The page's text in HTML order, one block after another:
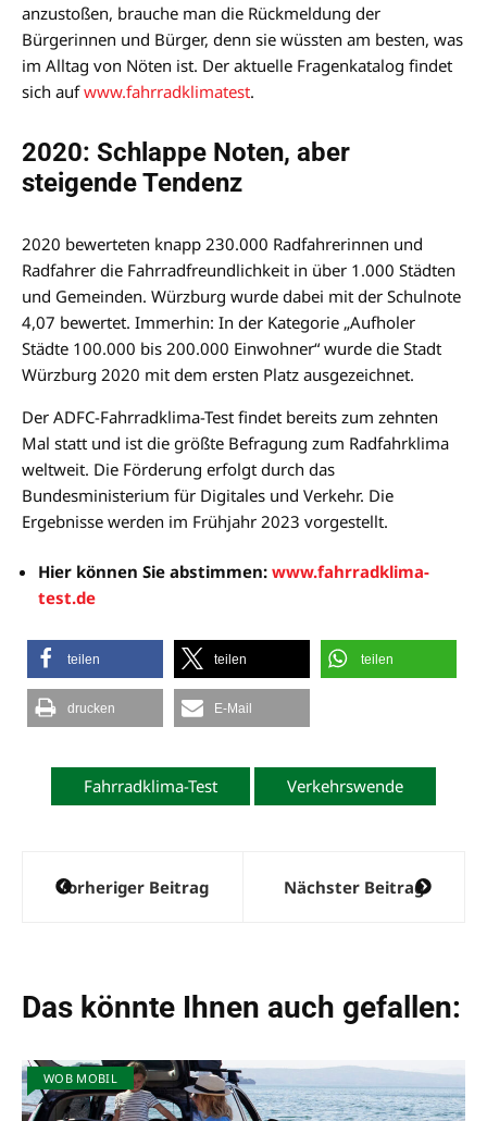
anzustoßen, brauche man die Rückmeldung der
Bürgerinnen und Bürger, denn sie wüssten am besten, was
im Alltag von Nöten ist. Der aktuelle Fragenkatalog findet
sich aufwww.fahrradklimatest.
2020: Schlappe Noten, aber
steigende Tendenz
2020 bewerteten knapp 230.000 Radfahrerinnen und
Radfahrer die Fahrradfreundlichkeit in über 1.000 Städten
und Gemeinden. Würzburg wurde dabei mit der Schulnote
4,07 bewertet. Immerhin: In der Kategorie „Aufholer
Städte 100.000 bis 200.000 Einwohner“ wurde die Stadt
Würzburg 2020 mit dem ersten Platz ausgezeichnet.
Der ADFC-Fahrradklima-Test findet bereits zum zehnten
Mal statt und ist die größte Befragung zum Radfahrklima
weltweit. Die Förderung erfolgt durch das
Bundesministerium für Digitales und Verkehr. Die
Ergebnisse werden im Frühjahr 2023 vorgestellt.
Hier können Sie abstimmen: www.fahrradklima-
test.de
teilen teilen teilen
drucken E-Mail
Fahrradklima-Test Verkehrswende
Beitragsnavigation
Vorheriger Beitrag Nächster Beitrag
Das könnte Ihnen auch gefallen:
WOB MOBIL